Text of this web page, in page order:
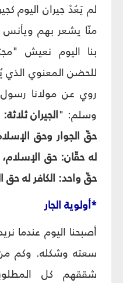
لم يَعُدْ جيران اليوم
منّا يشعر بهم
بنا اليوم نعيش
للحضن المعنوي الذي
روي عن مولانا رسول
وسلم: "الجيران
حقّ الجوار وحق
له حقّان: حق
حقّ واحد: الكافر له حق
*أولوية الجار
أصبحنا اليوم عندما
سعته وشكله. وكم
شققهم كل